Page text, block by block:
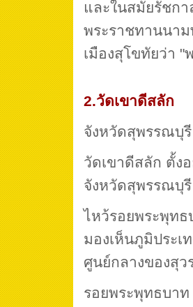
และในสมัยรัชกา
พระราชทานนา
เมืองสุโขทัยว่า "
2.วัดเขาดีสลัก
จังหวัดสุพรรณบุรี
วัดเขาดีสลัก ตั้ง
จังหวัดสุพรรณบุรี
ไหว้รอยพระพุทธ
มองเห็นภูมิประเ
ศูนย์กลางของสุ
รอยพระพุทธบาท